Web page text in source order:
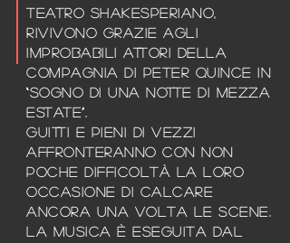
teatro shakesperiano,
rivivono grazie agli
improbabili attori della
compagnia di Peter Quince in
“Sogno di una Notte di Mezza
Estate”.
Guitti e pieni di vezzi
affronteranno con non
poche difficoltà la loro
occasione di calcare
ancora una volta le scene.
La musica è eseguita dal